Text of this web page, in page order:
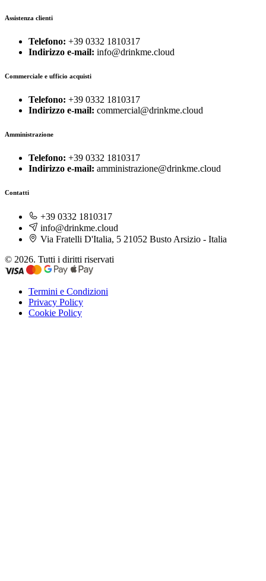
Assistenza clienti
Telefono: +39 0332 1810317
Indirizzo e-mail: info@drinkme.cloud
Commerciale e ufficio acquisti
Telefono: +39 0332 1810317
Indirizzo e-mail: commercial@drinkme.cloud
Amministrazione
Telefono: +39 0332 1810317
Indirizzo e-mail: amministrazione@drinkme.cloud
Contatti
+39 0332 1810317
info@drinkme.cloud
Via Fratelli D'Italia, 5 21052 Busto Arsizio - Italia
© 2026. Tutti i diritti riservati
Termini e Condizioni
Privacy Policy
Cookie Policy